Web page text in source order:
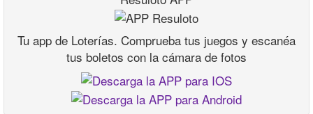
Tu app de Loterías. Comprueba tus juegos y escanéa
tus boletos con la cámara de fotos